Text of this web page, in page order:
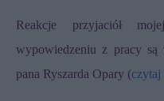
Reakcje przyjaciół
wypowiedzeniu z pracy są
pana Ryszarda Opary (